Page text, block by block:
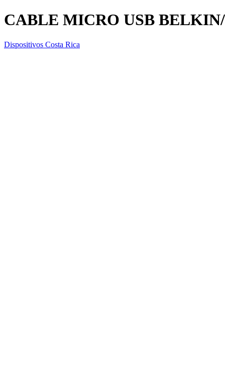
CABLE MICRO USB
Dispositivos Costa Rica